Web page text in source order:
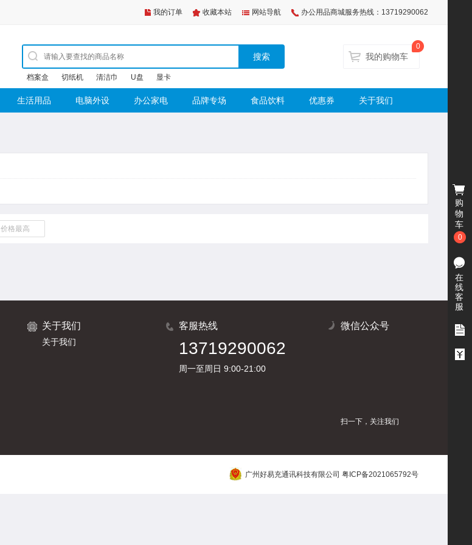
我的订单 收藏本站 网站导航 办公用品商城服务热线：13719290062
搜索
档案盒 切纸机 清洁巾 U盘 显卡
我的购物车
0
生活用品 电脑外设 办公家电 品牌专场 食品饮料 优惠券 关于我们
价格最高
购
物
车
0
在
线
客
服
关于我们
关于我们
客服热线
13719290062
周一至周日 9:00-21:00
微信公众号
扫一下，关注我们
广州好易充通讯科技有限公司 粤ICP备2021065792号